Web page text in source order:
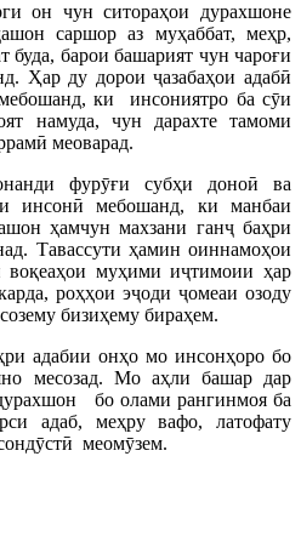
он чун ситораҳои дурахшоне
саршор аз муҳаббат, меҳр,
буда, барои башарият чун чароғи
Ҳар ду дорои ҷазабаҳои адабӣ
ки инсониятро ба сӯи
намуда, чун дарахте тамоми
меоварад.
фурӯғи субҳи доноӣ ва
инсонӣ мебошанд, ки манбаи
ҳамчун махзани ганҷ баҳри
Тавассути ҳамин оиннамоҳои
муҳими иҷтимоии ҳар
роҳҳои эҷоди ҷомеаи озоду
бизиҳему бираҳем.
адабии онҳо мо инсонҳоро бо
месозад. Мо аҳли башар дар
бо олами рангинмоя ба
адаб, меҳру вафо, латофату
меомӯзем.